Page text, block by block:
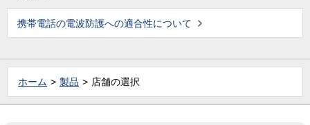
携帯電話の電波防護への適合性について
ホーム 製品 店舗の選択